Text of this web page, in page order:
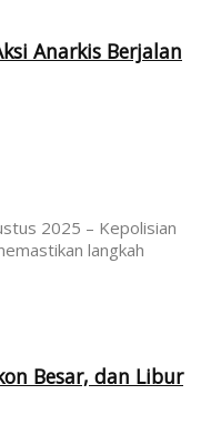
Anarkis Berjalan
2025 – Kepolisian
langkah
Besar, dan Libur